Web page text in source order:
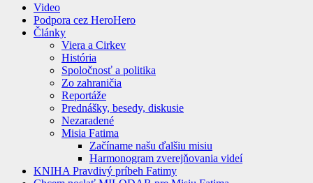
Video
Podpora cez HeroHero
Články
Viera a Cirkev
História
Spoločnosť a politika
Zo zahraničia
Reportáže
Prednášky, besedy, diskusie
Nezaradené
Misia Fatima
Začíname našu ďalšiu misiu
Harmonogram zverejňovania videí
KNIHA Pravdivý príbeh Fatimy